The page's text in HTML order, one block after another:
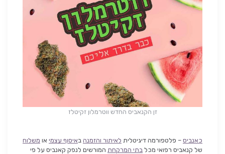
זן הקנאביס החדש ווטרמלון זקיטלז
כאנביס – פלטפורמה דיגיטלית לאיתור והזמנה באיסוף עצמי או משלוח
של קנאביס רפואי מכל בתי המרקחת המורשים לנפק קאנביס על פי